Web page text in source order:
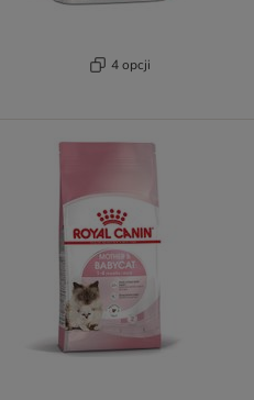
4 opcji